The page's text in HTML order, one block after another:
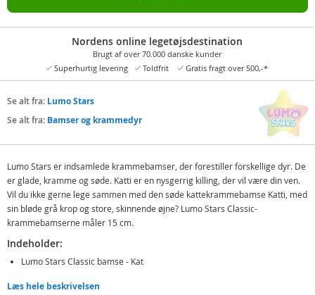
Nordens online legetøjsdestination
Brugt af over 70.000 danske kunder
Superhurtig levering
Toldfrit Gratis fragt over 500,-*
Se alt fra: Lumo Stars
Se alt fra: Bamser og krammedyr
Lumo Stars er indsamlede krammebamser, der forestiller forskellige dyr. De
er glade, kramme og søde. Katti er en nysgerrig killing, der vil være din ven.
Vil du ikke gerne lege sammen med den søde kattekrammebamse Katti, med
sin bløde grå krop og store, skinnende øjne? Lumo Stars Classic-
krammebamserne måler 15 cm.
Indeholder:
Lumo Stars Classic bamse - Kat
Detaljer:
Læs hele beskrivelsen